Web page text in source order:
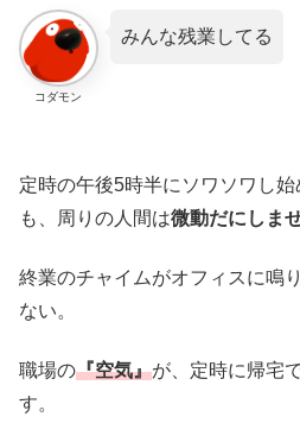
コダモン
みんな残業してる
定時の午後5時半にソワソワし
も、周りの人間は微動だにしませ
終業のチャイムがオフィスに鳴
ない。
職場の『空気』が、定時に帰宅
す。